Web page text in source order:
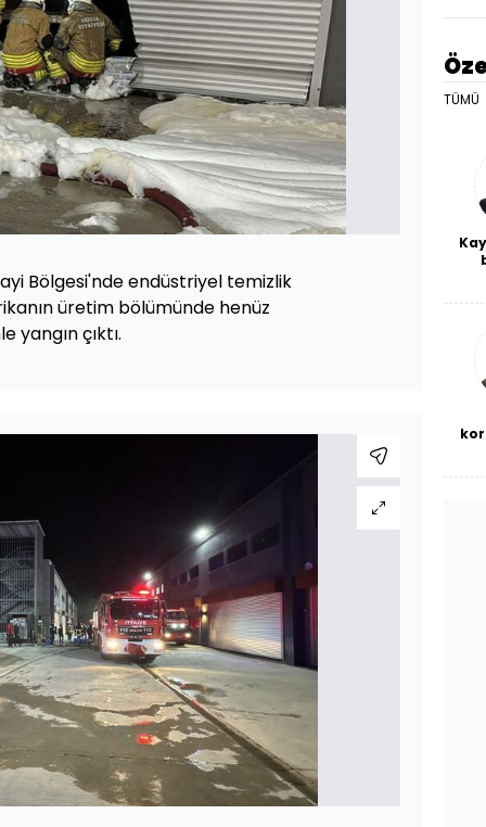
Bölgesi'nde endüstriyel temizlik
üretim bölümünde henüz
yangın çıktı.
TÜMÜ